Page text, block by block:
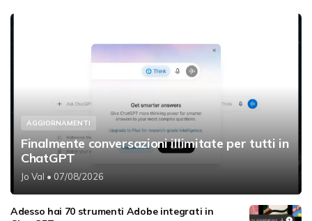
AGGIORNAMENTI
Finalmente conversazioni illimitate per tutti in
ChatGPT
Jo Val • 07/08/2026
Adesso hai 70 strumenti Adobe integrati in